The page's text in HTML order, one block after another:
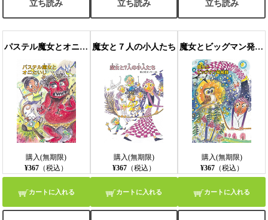
立ち読み 立ち読み 立ち読み
パステル魔女とオニたいじ
購入(無期限)
¥367 （税込）
カートに入れる
魔女と７人の小人たち
購入(無期限)
¥367（税込）
カートに入れる
魔女とビッグマン発見器
購入(無期限)
¥367（税込）
カートに入れる